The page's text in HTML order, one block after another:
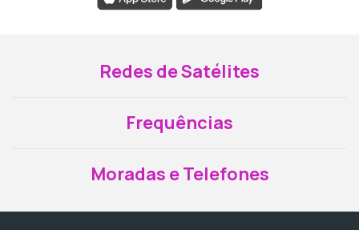
Redes de Satélites
Frequências
Moradas e Telefones